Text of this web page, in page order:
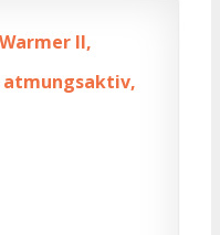
II,
atmungsaktiv,